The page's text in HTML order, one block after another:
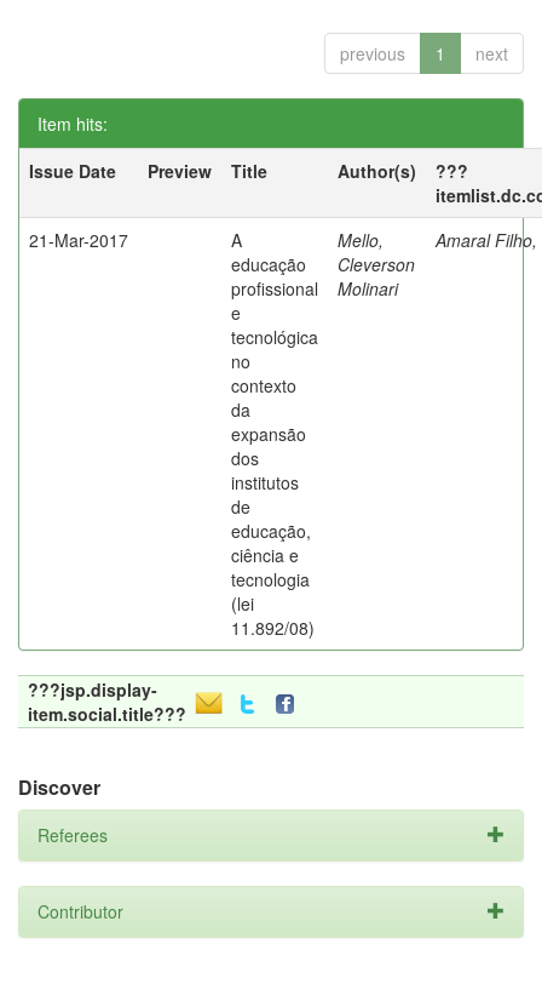
previous 1 next
Item hits:
Issue Date
Preview Title Author(s)
???
21-Mar-2017
A
educação
profissional
e
tecnológica
no
contexto
da
expansão
dos
institutos
de
educação,
ciência e
tecnologia
(lei
11.892/08)
Mello,
Cleverson
Molinari
Amaral
???jsp.display-
item.social.title???
Discover
Referees
Contributor